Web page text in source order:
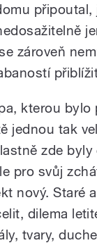
zároveň
kterou
jednou tak
zde
pro svůj
nový. Staré
dilema
tvary,